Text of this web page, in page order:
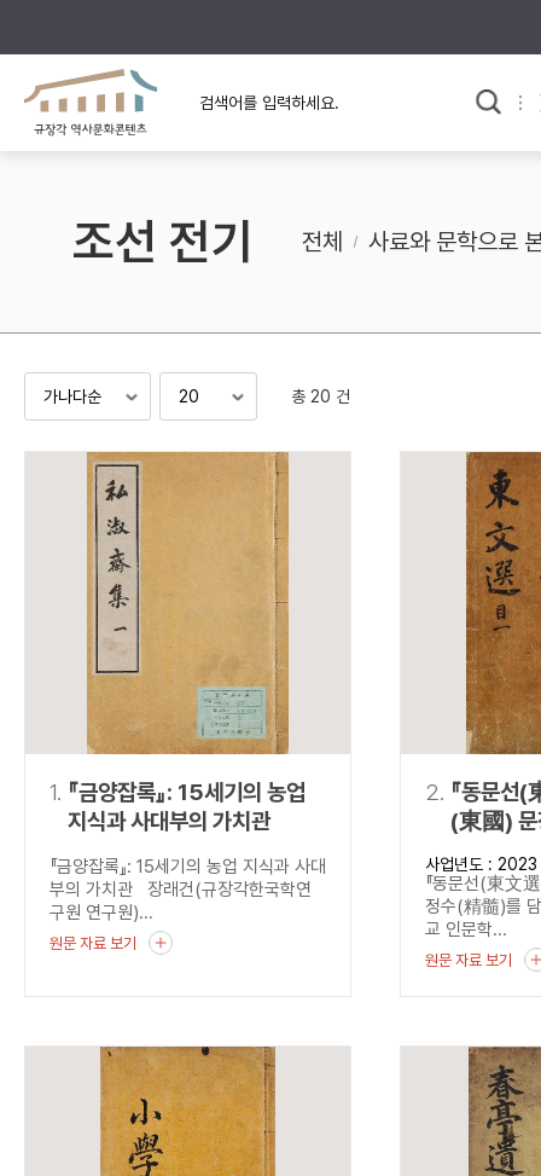
규장각의 어제와 오늘
규장각 소개영상
사료와 문학으로 본
고대
조선 후기
검색 연산자 사용안내
“정조”와 “정약
“정조” 또는 “
NOT
“정조”가 나온
료를 검색
조선 전기 전체 사료와 문학으로
총 20 건
1. 『금양잡록』: 15세기의 농업
지식과 사대부의 가치관
『금양잡록』: 15세기의 농업 지식과 사대
부의 가치관 장래건(규장각한국학연
구원 연구원)...
원문 자료 보기
2. 『동문선
(東國)
담다
사업년도 : 2023
『동문선(東文
정수(精髓)를
교 인문학...
원문 자료 보기